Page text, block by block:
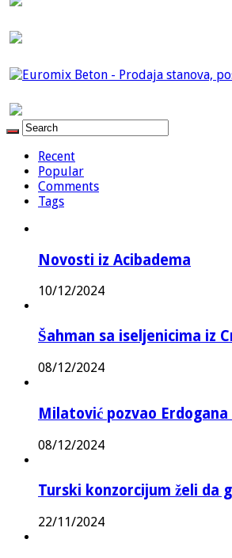
Recent
Popular
Comments
Tags
Novosti iz Acibadema
10/12/2024
Šahman sa iseljenicima iz
08/12/2024
Milatović pozvao
08/12/2024
Turski konzorcijum želi da
22/11/2024